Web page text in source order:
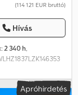
(114 121 EUR bruttó)
Hívás
2 340 h,
rendszer
500 mm Osztott
Apróhirdetés